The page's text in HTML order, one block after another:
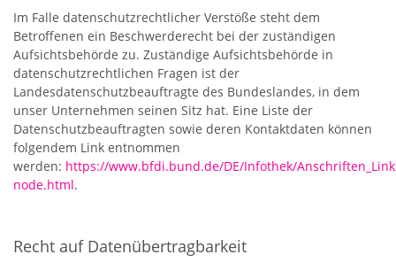
Im Falle datenschutzrechtlicher Verstöße steht dem
Betroffenen ein Beschwerderecht bei der zuständigen
Aufsichtsbehörde zu. Zuständige Aufsichtsbehörde in
datenschutzrechtlichen Fragen ist der
Landesdatenschutzbeauftragte des Bundeslandes, in dem
unser Unternehmen seinen Sitz hat. Eine Liste der
Datenschutzbeauftragten sowie deren Kontaktdaten können
folgendem Link entnommen
werden: https://www.bfdi.bund.de/DE/Infothek/
node.html.
Recht auf Datenübertragbarkeit